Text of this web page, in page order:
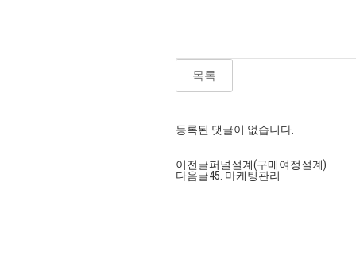
목록
등록된 댓글이 없습니다.
이전글퍼널설계(구매여정설계)
다음글45. 마케팅관리